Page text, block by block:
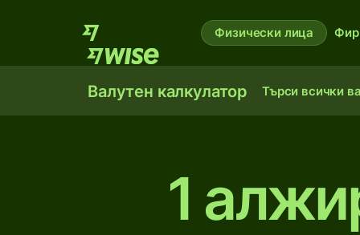
Физически лица
Валутен калкулатор Търси всички
1